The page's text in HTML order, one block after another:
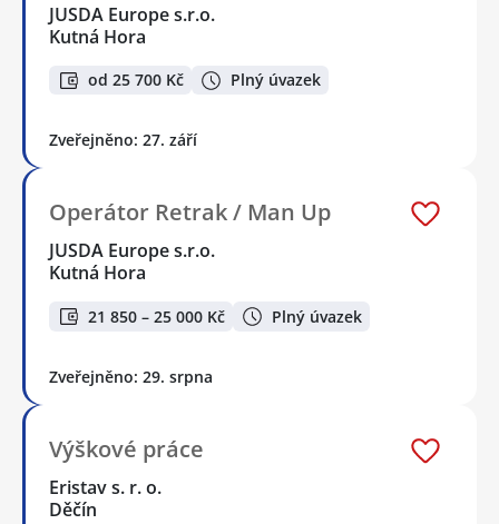
JUSDA Europe s.r.o.
Kutná Hora
od 25 700 Kč Plný úvazek
Zveřejněno: 27. září
Operátor Retrak / Man Up
JUSDA Europe s.r.o.
Kutná Hora
21 850 – 25 000 Kč Plný úvazek
Zveřejněno: 29. srpna
Výškové práce
Eristav s. r. o.
Děčín